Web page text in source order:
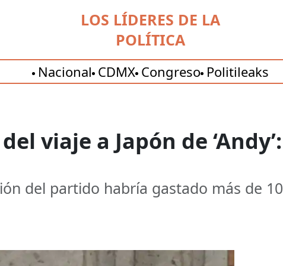
LOS LÍDERES DE LA
POLÍTICA
Nacional CDMX Congreso Politileaks
viaje a Japón de
del partido habría gastado más de